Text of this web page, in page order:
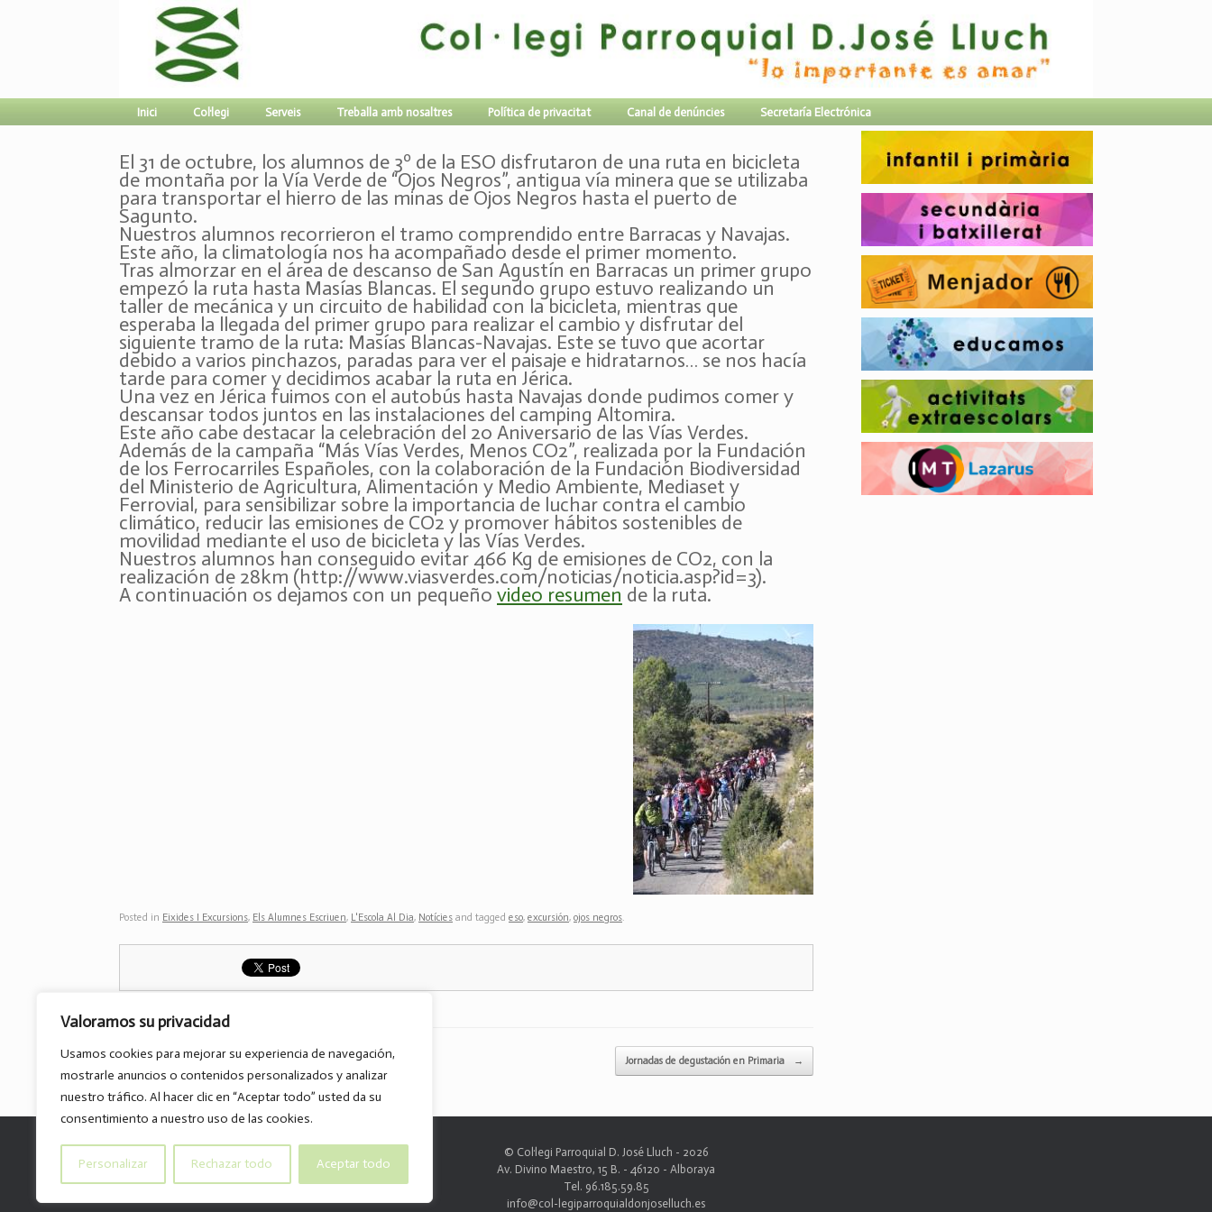
Valoramos su privacidad
Usamos cookies para mejorar su experiencia de navegación,
mostrarle anuncios o contenidos personalizados y analizar
nuestro tráfico. Al hacer clic en “Aceptar todo” usted da su
consentimiento a nuestro uso de las cookies.
Personalizar Rechazar todo Aceptar todo
Inici Col·legi Serveis Treballa amb nosaltres Política de privacitat Canal de denúncies Secretaría Electrónica
El 31 de octubre, los alumnos de 3º de la ESO disfrutaron de una ruta en bicicleta
de montaña por la Vía Verde de “Ojos Negros”, antigua vía minera que se utilizaba
para transportar el hierro de las minas de Ojos Negros hasta el puerto de
Sagunto.
Nuestros alumnos recorrieron el tramo comprendido entre Barracas y Navajas.
Este año, la climatología nos ha acompañado desde el primer momento.
Tras almorzar en el área de descanso de San Agustín en Barracas un primer grupo
empezó la ruta hasta Masías Blancas. El segundo grupo estuvo realizando un
taller de mecánica y un circuito de habilidad con la bicicleta, mientras que
esperaba la llegada del primer grupo para realizar el cambio y disfrutar del
siguiente tramo de la ruta: Masías Blancas-Navajas. Este se tuvo que acortar
debido a varios pinchazos, paradas para ver el paisaje e hidratarnos… se nos hacía
tarde para comer y decidimos acabar la ruta en Jérica.
Una vez en Jérica fuimos con el autobús hasta Navajas donde pudimos comer y
descansar todos juntos en las instalaciones del camping Altomira.
Este año cabe destacar la celebración del 20 Aniversario de las Vías Verdes.
Además de la campaña “Más Vías Verdes, Menos CO2”, realizada por la Fundación
de los Ferrocarriles Españoles, con la colaboración de la Fundación Biodiversidad
del Ministerio de Agricultura, Alimentación y Medio Ambiente, Mediaset y
Ferrovial, para sensibilizar sobre la importancia de luchar contra el cambio
climático, reducir las emisiones de CO2 y promover hábitos sostenibles de
movilidad mediante el uso de bicicleta y las Vías Verdes.
Nuestros alumnos han conseguido evitar 466 Kg de emisiones de CO2, con la
realización de 28km (http://www.viasverdes.com/noticias/noticia.asp?id=3).
A continuación os dejamos con un pequeño video resumen de la ruta.
Posted in Eixides I Excursions, Els Alumnes Escriuen, L'Escola Al Dia, Notícies and tagged eso, excursión, ojos negros
Post navigation
← El folleto turístico (6º de… Jornadas de degustación en Primaria →
© Col·legi Parroquial D. José Lluch - 2026
Av. Divino Maestro, 15 B. - 46120 - Alboraya
Tel. 96.185.59.85
info@col-legiparroquialdonjoselluch.es